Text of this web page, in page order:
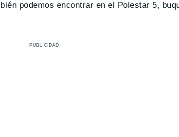
podemos encontrar en el Polestar 5,